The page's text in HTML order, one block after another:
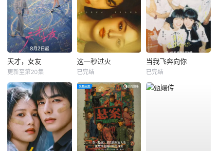
天才，女友
更新至第20集
这一秒过火
已完结
当我飞奔向你
已完结